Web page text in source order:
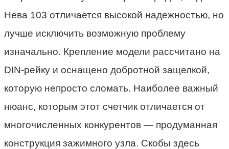
Нева 103 отличается высокой надежностью, но
лучше исключить возможную проблему
изначально. Крепление модели рассчитано на
DIN-рейку и оснащено добротной защелкой,
которую непросто сломать. Наиболее важный
нюанс, которым этот счетчик отличается от
многочисленных конкурентов — продуманная
конструкция зажимного узла. Скобы здесь